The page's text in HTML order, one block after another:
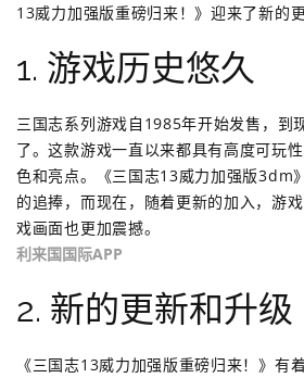
13威力加强版重磅归来！》迎来了新的更
1. 游戏历史悠久
三国志系列游戏自1985年开始发售，到
了。这款游戏一直以来都具有高度可玩
色和亮点。《三国志13威力加强版3dm
的追捧，而现在，随着更新的加入，游
戏画面也更加震撼。
利来国国际APP
2. 新的更新和升级
《三国志13威力加强版重磅归来！》有